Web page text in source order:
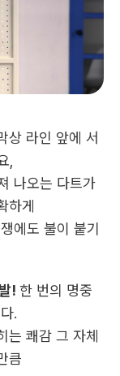
상 라인 앞에 서
,
나오는 다트가
하게
에도 불이 붙기
! 한 번의 명중
.
는 쾌감 그 자체
큼